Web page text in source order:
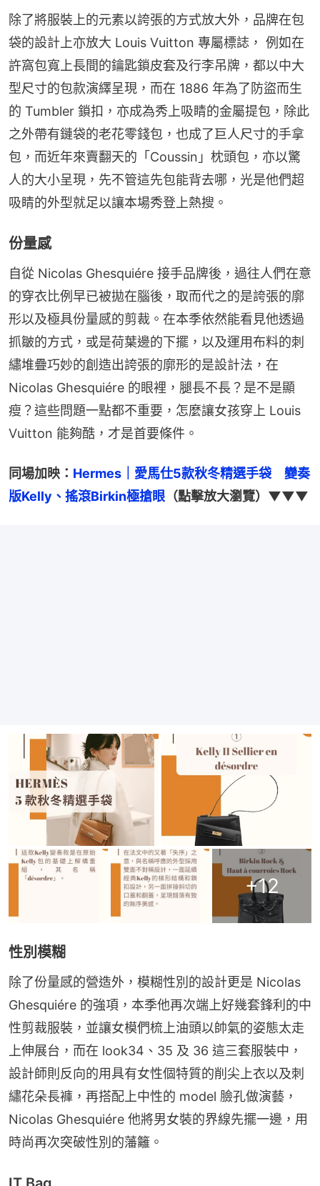
除了將服裝上的元素以誇張的方式放大外，品牌在包
袋的設計上亦放大 Louis Vuitton 專屬標誌， 例如在
許窩包寬上長間的鑰匙鎖皮套及行李吊牌，都以中大
型尺寸的包款演繹呈現，而在 1886 年為了防盜而生
的 Tumbler 鎖扣，亦成為秀上吸睛的金屬提包，除此
之外帶有鏈袋的老花零錢包，也成了巨人尺寸的手拿
包，而近年來賣翻天的「Coussin」枕頭包，亦以驚
人的大小呈現，先不管這先包能背去哪，光是他們超
吸睛的外型就足以讓本場秀登上熱搜。
份量感
自從 Nicolas Ghesquiére 接手品牌後，過往人們在意
的穿衣比例早已被拋在腦後，取而代之的是誇張的廓
形以及極具份量感的剪裁。在本季依然能看見他透過
抓皺的方式，或是荷葉邊的下擺，以及運用布料的刺
繡堆疊巧妙的創造出誇張的廓形的是設計法，在
Nicolas Ghesquiére 的眼裡，腿長不長？是不是顯
瘦？這些問題一點都不重要，怎麼讓女孩穿上 Louis
Vuitton 能夠酷，才是首要條件。
同場加映： Hermes｜愛馬仕5款秋冬精選手袋　變奏
版Kelly、搖滾Birkin極搶眼 （點擊放大瀏覽）▼▼▼
+12
性別模糊
除了份量感的營造外，模糊性別的設計更是 Nicolas
Ghesquiére 的強項，本季他再次端上好幾套鋒利的中
性剪裁服裝，並讓女模們梳上油頭以帥氣的姿態太走
上伸展台，而在 look34、35 及 36 這三套服裝中，
設計師則反向的用具有女性個特質的削尖上衣以及刺
繡花朵長褲，再搭配上中性的 model 臉孔做演藝，
Nicolas Ghesquiére 他將男女裝的界線先擺一邊，用
時尚再次突破性別的藩籬。